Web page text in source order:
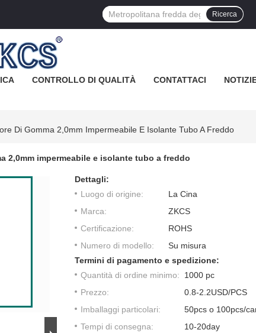
Ricerca
CONTROLLO DI QUALITÀ CONTATTACI
Di Gomma 2,0mm Impermeabile E Isolante Tubo A Freddo
2,0mm impermeabile e isolante tubo a freddo
Dettagli:
Luogo di origine:
La Cina
Marca:
ZKCS
Certificazione:
ROHS
Numero di modello:
Su misura
Termini di pagamento e spedizione:
Quantità di ordine minimo:
1000 pc
Prezzo:
0.8-2.2USD/PCS
Imballaggi particolari:
50pcs o 100pcs/
Tempi di consegna:
10-20day